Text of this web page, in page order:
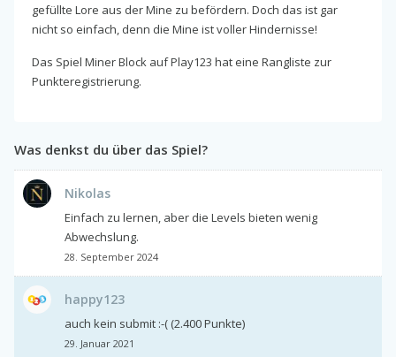
gefüllte Lore aus der Mine zu befördern. Doch das ist gar
nicht so einfach, denn die Mine ist voller Hindernisse!
Das Spiel Miner Block auf Play123 hat eine Rangliste zur
Punkteregistrierung.
Was denkst du über das Spiel?
Nikolas
Einfach zu lernen, aber die Levels bieten wenig
Abwechslung.
28. September 2024
happy123
auch kein submit :-( (2.400 Punkte)
29. Januar 2021